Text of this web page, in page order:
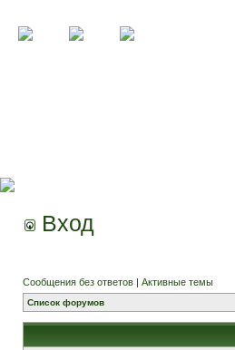
Вход
Сообщения без ответов | Активные темы
Список форумов